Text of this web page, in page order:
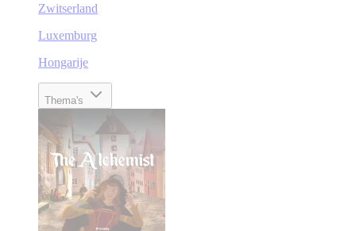
Zwitserland
Luxemburg
Hongarije
Thema's